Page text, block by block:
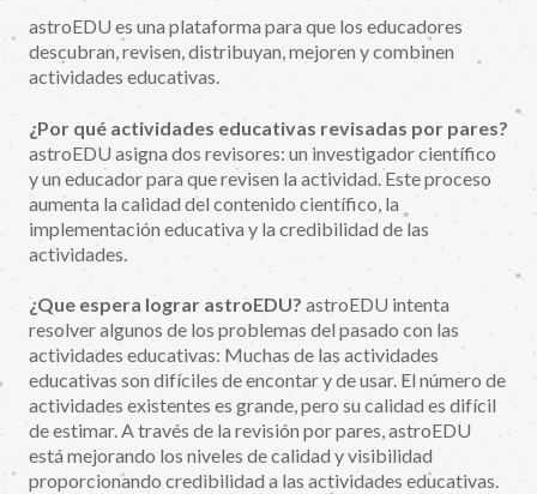
astroEDU es una plataforma para que los educadores
descubran, revisen, distribuyan, mejoren y combinen
actividades educativas.
¿Por qué actividades educativas revisadas por pares?
astroEDU asigna dos revisores: un investigador científico
y un educador para que revisen la actividad. Este proceso
aumenta la calidad del contenido científico, la
implementación educativa y la credibilidad de las
actividades.
¿Que espera lograr astroEDU? astroEDU intenta
resolver algunos de los problemas del pasado con las
actividades educativas: Muchas de las actividades
educativas son difíciles de encontar y de usar. El número de
actividades existentes es grande, pero su calidad es difícil
de estimar. A través de la revisión por pares, astroEDU
está mejorando los niveles de calidad y visibilidad
proporcionando credibilidad a las actividades educativas.